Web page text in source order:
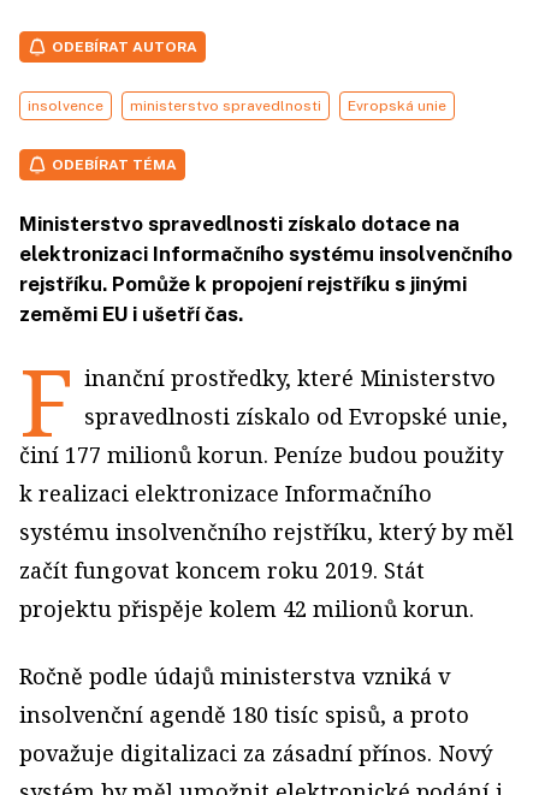
ODEBÍRAT AUTORA
insolvence ministerstvo spravedlnosti Evropská unie
ODEBÍRAT TÉMA
Ministerstvo spravedlnosti získalo dotace na
elektronizaci Informačního systému insolvenčního
rejstříku. Pomůže k propojení rejstříku s jinými
zeměmi EU i ušetří čas.
F inanční prostředky, které Ministerstvo
spravedlnosti získalo od Evropské unie,
činí 177 milionů korun. Peníze budou použity
k realizaci elektronizace Informačního
systému insolvenčního rejstříku, který by měl
začít fungovat koncem roku 2019. Stát
projektu přispěje kolem 42 milionů korun.
Ročně podle údajů ministerstva vzniká v
insolvenční agendě 180 tisíc spisů, a proto
považuje digitalizaci za zásadní přínos. Nový